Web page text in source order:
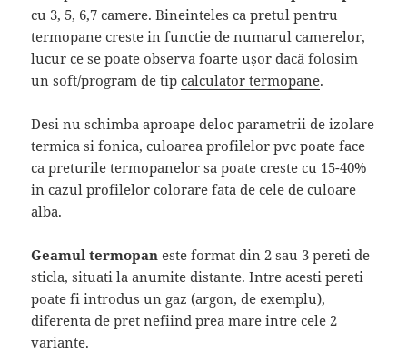
cu 3, 5, 6,7 camere. Bineinteles ca pretul pentru
termopane creste in functie de numarul camerelor,
lucur ce se poate observa foarte ușor dacă folosim
un soft/program de tipcalculator termopane.
Desi nu schimba aproape deloc parametrii de izolare
termica si fonica, culoarea profilelor pvc poate face
ca preturile termopanelor sa poate creste cu 15-40%
in cazul profilelor colorare fata de cele de culoare
alba.
Geamul termopan este format din 2 sau 3 pereti de
sticla, situati la anumite distante. Intre acesti pereti
poate fi introdus un gaz (argon, de exemplu),
diferenta de pret nefiind prea mare intre cele 2
variante.